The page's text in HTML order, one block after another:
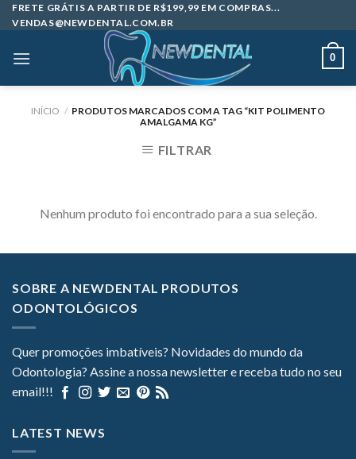
Skip
to
FRETE GRÁTIS A PARTIR DE R$199,99 EM COMPRAS...
VENDAS@NEWDENTAL.COM.BR
0
INÍCIO / PRODUTOS MARCADOS COM A TAG “KIT POLIMENTO
AMALGAMA KG”
FILTRAR
Nenhum produto foi encontrado para a sua seleção.
SOBRE A NEWDENTAL PRODUTOS
ODONTOLÓGICOS
Quer promoções imbatíveis? Novidades do mundo da
Odontologia? Assine a nossa newsletter e receba tudo no seu
email!!!
LATEST NEWS